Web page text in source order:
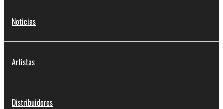
Noticias
Artistas
Distribuidores